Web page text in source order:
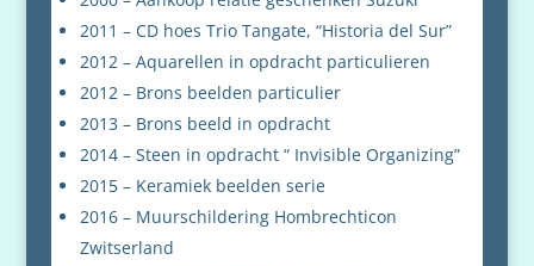
2011 – CD hoes Trio Tangate, “Historia del Sur”
2012 – Aquarellen in opdracht particulieren
2012 – Brons beelden particulier
2013 – Brons beeld in opdracht
2014 – Steen in opdracht “ Invisible Organizing”
2015 – Keramiek beelden serie
2016 – Muurschildering Hombrechticon
Zwitserland